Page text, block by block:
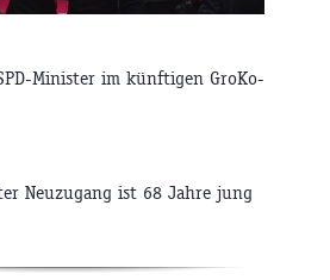
Minister im künftigen GroKo-
Neuzugang ist 68 Jahre jung